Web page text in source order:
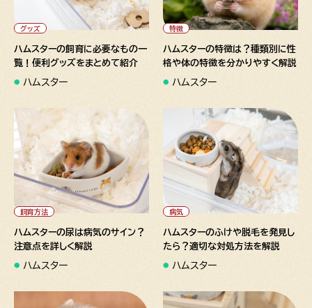
" alt="ハムスターの飼育に必
要なもの一覧！便利グッズをま
とめて紹介">
グッズ
ハムスターの飼育に必要なもの一
覧！便利グッズをまとめて紹介
ハムスター
" alt="ハムスターの特徴は？
種類別に性格や体の特徴を分
かりやすく解説">
特徴
ハムスターの特徴は？種類別に性
格や体の特徴を分かりやすく解説
ハムスター
" alt="ハムスターの尿は病気
のサイン？注意点を詳しく解
説">
飼育方法
ハムスターの尿は病気のサイン？
注意点を詳しく解説
ハムスター
" alt="ハムスターのふけや脱
毛を発見したら？適切な対処方
法を解説">
病気
ハムスターのふけや脱毛を発見し
たら？適切な対処方法を解説
ハムスター